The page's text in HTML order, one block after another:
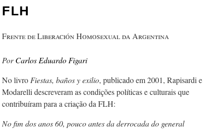
FLH
Frente de Liberación Homosexual da Argentina
Carlos Eduardo Figari
No livro Fiestas, baños y exilio, publicado em 2001, Rapisardi e
Modarelli descreveram as condições políticas e culturais que
contribuíram para a criação da FLH:
No fim dos anos 60, pouco antes da derrocada do general